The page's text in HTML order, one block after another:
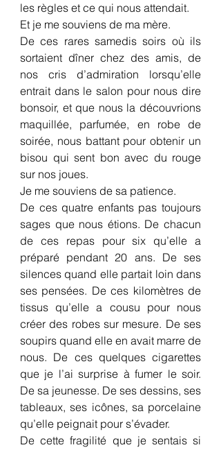
les règles et ce qui nous attendait.
Et je me souviens de ma mère.
De ces rares samedis soirs où ils
sortaient dîner chez des amis, de
nos cris d’admiration lorsqu’elle
entrait dans le salon pour nous dire
bonsoir, et que nous la découvrions
maquillée, parfumée, en robe de
soirée, nous battant pour obtenir un
bisou qui sent bon avec du rouge
sur nos joues.
Je me souviens de sa patience.
De ces quatre enfants pas toujours
sages que nous étions. De chacun
de ces repas pour six qu’elle a
préparé pendant 20 ans. De ses
silences quand elle partait loin dans
ses pensées. De ces kilomètres de
tissus qu’elle a cousu pour nous
créer des robes sur mesure. De ses
soupirs quand elle en avait marre de
nous. De ces quelques cigarettes
que je l’ai surprise à fumer le soir.
De sa jeunesse. De ses dessins, ses
tableaux, ses icônes, sa porcelaine
qu’elle peignait pour s’évader.
De cette fragilité que je sentais si